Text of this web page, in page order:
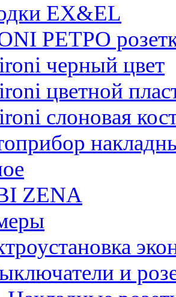
EX&EL
РЕТРО
черный цвет
цветной
слоновая
ZENA
и